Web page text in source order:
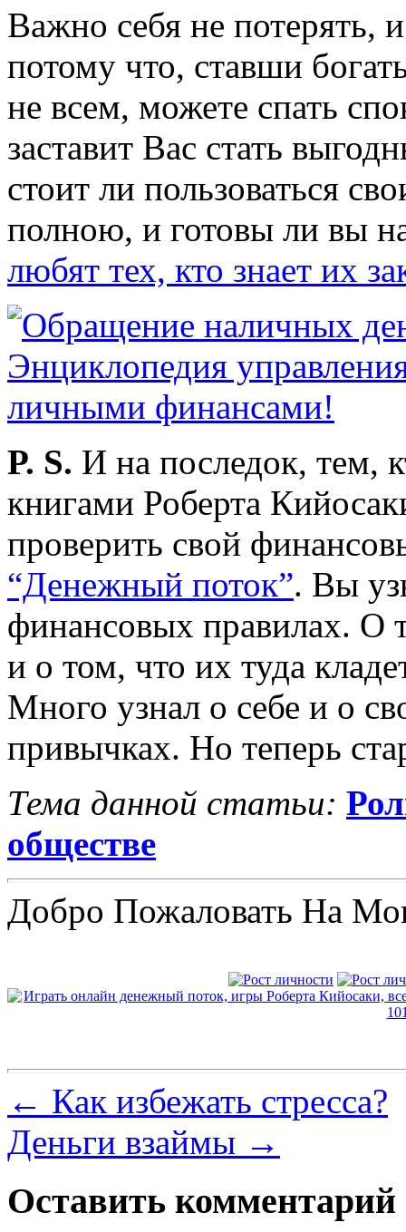
Важно себя не потерять,
потому что, ставши
не всем, можете спать
заставит Вас стать
стоит ли пользоваться
полною, и готовы ли вы
любят тех, кто знает их
P. S. И на последок, тем,
книгами Роберта
проверить свой
“Денежный поток”. Вы
финансовых правилах. О
и о том, что их туда
Много узнал о себе и о
привычках. Но теперь
Тема данной статьи:
обществе
Добро Пожаловать На
← Как избежать стресса?
Деньги взаймы →
Оставить комментарий